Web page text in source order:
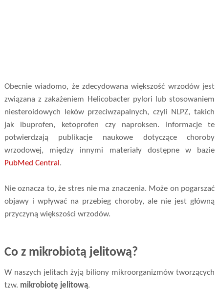
Obecnie wiadomo, że zdecydowana większość wrzodów jest
związana z zakażeniem Helicobacter pylori lub stosowaniem
niesteroidowych leków przeciwzapalnych, czyli NLPZ, takich
jak ibuprofen, ketoprofen czy naproksen. Informacje te
potwierdzają publikacje naukowe dotyczące choroby
wrzodowej, między innymi materiały dostępne w bazie
PubMed Central .
Nie oznacza to, że stres nie ma znaczenia. Może on pogarszać
objawy i wpływać na przebieg choroby, ale nie jest główną
przyczyną większości wrzodów.
Co z mikrobiotą jelitową?
W naszych jelitach żyją biliony mikroorganizmów tworzących
tzw. mikrobiotę jelitową.